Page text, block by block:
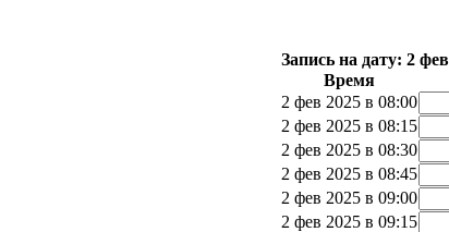
Запись на дату: 2
Время
2 фев 2025 в 08:00
2 фев 2025 в 08:15
2 фев 2025 в 08:30
2 фев 2025 в 08:45
2 фев 2025 в 09:00
2 фев 2025 в 09:15